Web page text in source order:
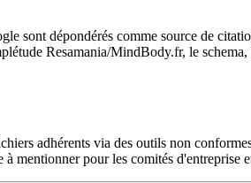
sont dépondérés comme source de
Resamania/MindBody.fr, le schema,
adhérents via des outils non
mentionner pour les comités d'entreprise